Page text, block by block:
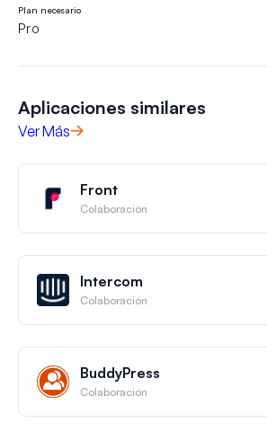
Plan necesario
Pro
Aplicaciones similares
Ver Más
Front
Colaboración
Intercom
Colaboración
BuddyPress
Colaboración